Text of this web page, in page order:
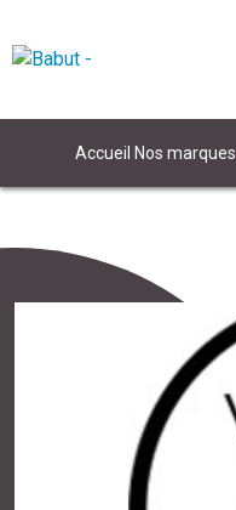
Accueil Nos marques